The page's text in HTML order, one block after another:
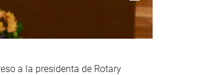
a la presidenta de Rotary